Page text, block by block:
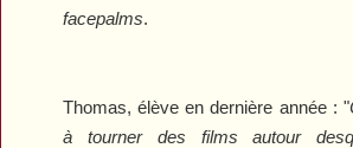
facepalms.
Thomas, élève en dernière année : "
à tourner des films autour